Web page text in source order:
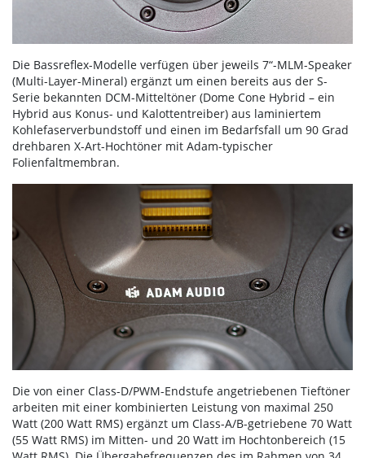
Die Bassreflex-Modelle verfügen über jeweils 7“-MLM-Speaker
(Multi-Layer-Mineral) ergänzt um einen bereits aus der S-
Serie bekannten DCM-Mitteltöner (Dome Cone Hybrid – ein
Hybrid aus Konus- und Kalottentreiber) aus laminiertem
Kohlefaserverbundstoff und einen im Bedarfsfall um 90 Grad
drehbaren X-Art-Hochtöner mit Adam-typischer
Folienfaltmembran.
Die von einer Class-D/PWM-Endstufe angetriebenen Tieftöner
arbeiten mit einer kombinierten Leistung von maximal 250
Watt (200 Watt RMS) ergänzt um Class-A/B-getriebene 70 Watt
(55 Watt RMS) im Mitten- und 20 Watt im Hochtonbereich (15